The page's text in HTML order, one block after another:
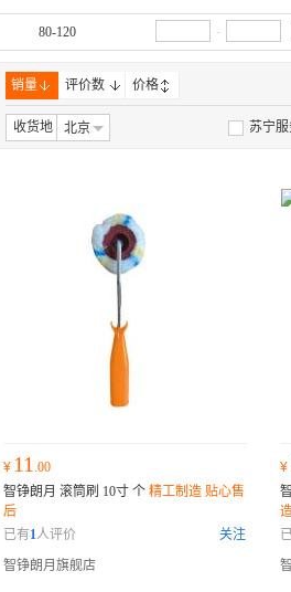
80-120 -
销量 评价数 价格
收货地 北京 苏宁
¥ 11 .00
智铮朗月 滚筒刷 10寸 个 精工制造 贴心售
后
已有1人评价
关注
智铮朗月旗舰店
¥